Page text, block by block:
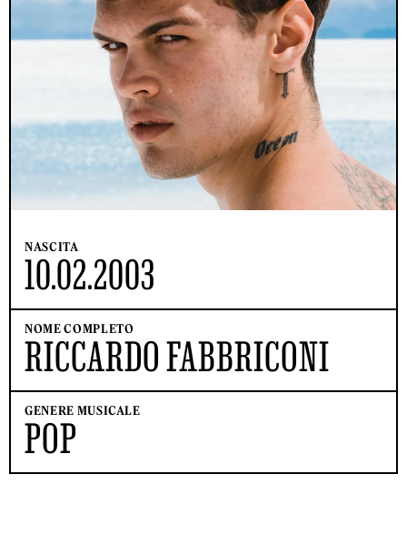
NASCITA
10.02.2003
NOME COMPLETO
RICCARDO FABBRICONI
GENERE MUSICALE
POP